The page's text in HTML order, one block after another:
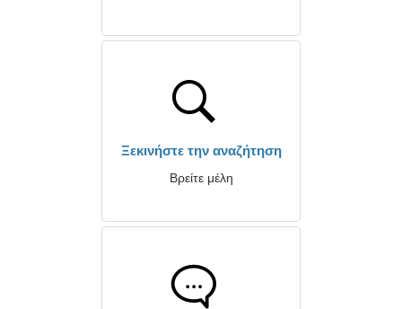
Ξεκινήστε την αναζήτηση
Βρείτε μέλη